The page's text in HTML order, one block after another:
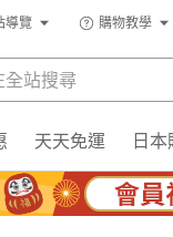
導覽 購物教學
天天免運 日